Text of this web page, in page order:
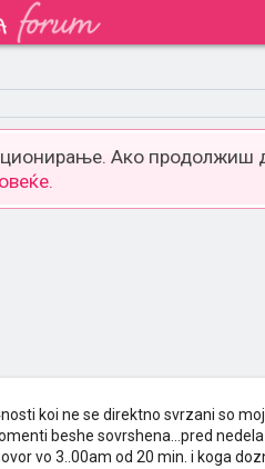
Ако продолжиш
koi ne se direktno svrzani so
beshe sovrshena...pred
vo 3..00am od 20 min. i koga